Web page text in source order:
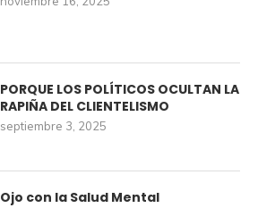
PORQUE LOS POLÍTICOS OCULTAN LA
RAPIÑA DEL CLIENTELISMO
septiembre 3, 2025
Ojo con la Salud Mental